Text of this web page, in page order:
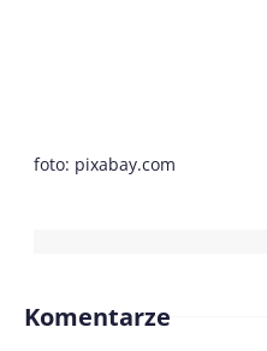
foto: pixabay.com
Komentarze